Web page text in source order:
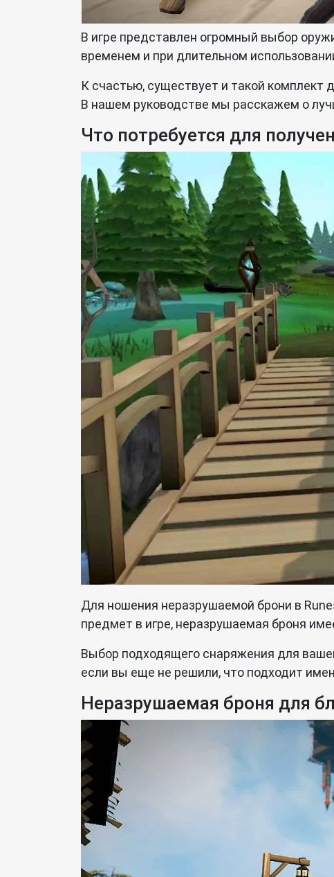
В игре представлен огромный выбор
временем и при длительном
К счастью, существует и такой комплект
В нашем руководстве мы расскажем о
Что потребуется для
Для ношения неразрушаемой брони в
предмет в игре, неразрушаемая броня
Выбор подходящего снаряжения для
если вы еще не решили, что подходит
Неразрушаемая броня для